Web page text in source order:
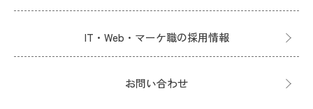
IT・Web・マーケ職の採用情報
お問い合わせ